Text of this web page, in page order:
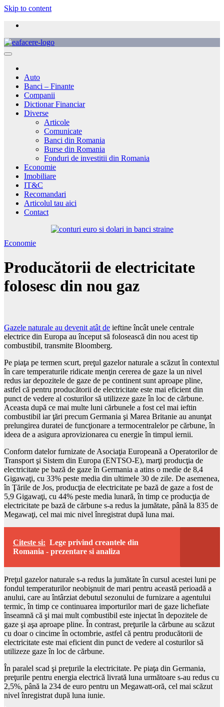
Skip to content
Auto
Banci – Finante
Companii
Dictionar Financiar
Diverse
Articole
Comunicate
Banci din Romania
Burse din Romania
Fonduri de investitii din Romania
Economie
Imobiliare
IT&C
Recomandari
Articolul tau aici
Contact
Economie
Producătorii de electricitate
folosesc din nou gaz
Gazele naturale au devenit atât de ieftine încât unele centrale
electrice din Europa au început să folosească din nou acest tip
combustibil, transmite Bloomberg.
Pe piaţa pe termen scurt, preţul gazelor naturale a scăzut în contextul
în care temperaturile ridicate menţin cererea de gaze la un nivel
redus iar depozitele de gaze de pe continent sunt aproape pline,
astfel că pentru producătorii de electricitate este mai eficient din
punct de vedere al costurilor să utilizeze gaze în loc de cărbune.
Aceasta după ce mai multe luni cărbunele a fost cel mai ieftin
combustibil iar ţări precum Germania şi Marea Britanie au anunţat
prelungirea duratei de funcţionare a termocentralelor pe cărbune, în
ideea de a asigura aprovizionarea cu energie în timpul iernii.
Conform datelor furnizate de Asociaţia Europeană a Operatorilor de
Transport şi Sistem din Europa (ENTSO-E), marţi producţia de
electricitate pe bază de gaze în Germania a atins o medie de 8,4
Gigawaţi, cu 33% peste media din ultimele 30 de zile. De asemenea,
în Ţările de Jos, producţia de electricitate pe bază de gaze a fost de
5,9 Gigawaţi, cu 44% peste media lunară, în timp ce producţia de
electricitate pe bază de cărbune s-a redus la jumătate, până la 835 de
Megawaţi, cel mai mic nivel înregistrat după luna mai.
Citeste si: Lege privind creantele din
Romania - prezentare si analiza
Preţul gazelor naturale s-a redus la jumătate în cursul acestei luni pe
fondul temperaturilor neobişnuit de mari pentru această perioadă a
anului, care au întârziat debutul sezonului de furnizare a agentului
termic, în timp ce continuarea importurilor mari de gaze lichefiate
înseamnă că şi mai mult combustibil este injectat în depozitele de
gaze şi aşa aproape pline. În contrast, preţurile la cărbune au scăzut
cu doar o cincime în octombrie, astfel că pentru producătorii de
electricitate este mai eficient din punct de vedere al costurilor să
utilizeze gaze în loc de cărbune.
În paralel scad şi preţurile la electricitate. Pe piaţa din Germania,
preţurile pentru energia electrică livrată luna următoare s-au redus cu
2,5%, până la 234 de euro pentru un Megawatt-oră, cel mai scăzut
nivel înregistrat după luna iunie.